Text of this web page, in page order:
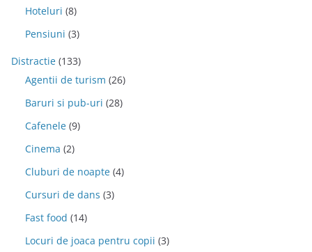
Hoteluri (8)
Pensiuni (3)
Distractie (133)
Agentii de turism (26)
Baruri si pub-uri (28)
Cafenele (9)
Cinema (2)
Cluburi de noapte (4)
Cursuri de dans (3)
Fast food (14)
Locuri de joaca pentru copii (3)